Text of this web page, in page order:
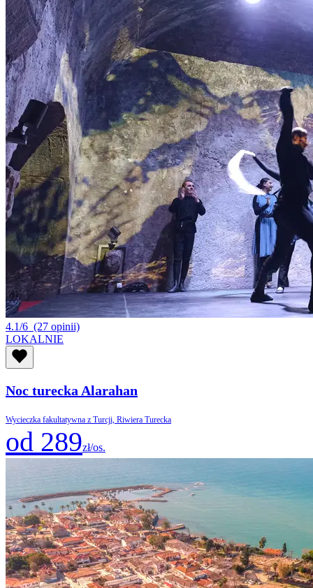
4.1/6 (27 opinii)
LOKALNIE
Noc turecka Alarahan
Wycieczka fakultatywna z Turcji, Riwiera Turecka
od 289zł/os.